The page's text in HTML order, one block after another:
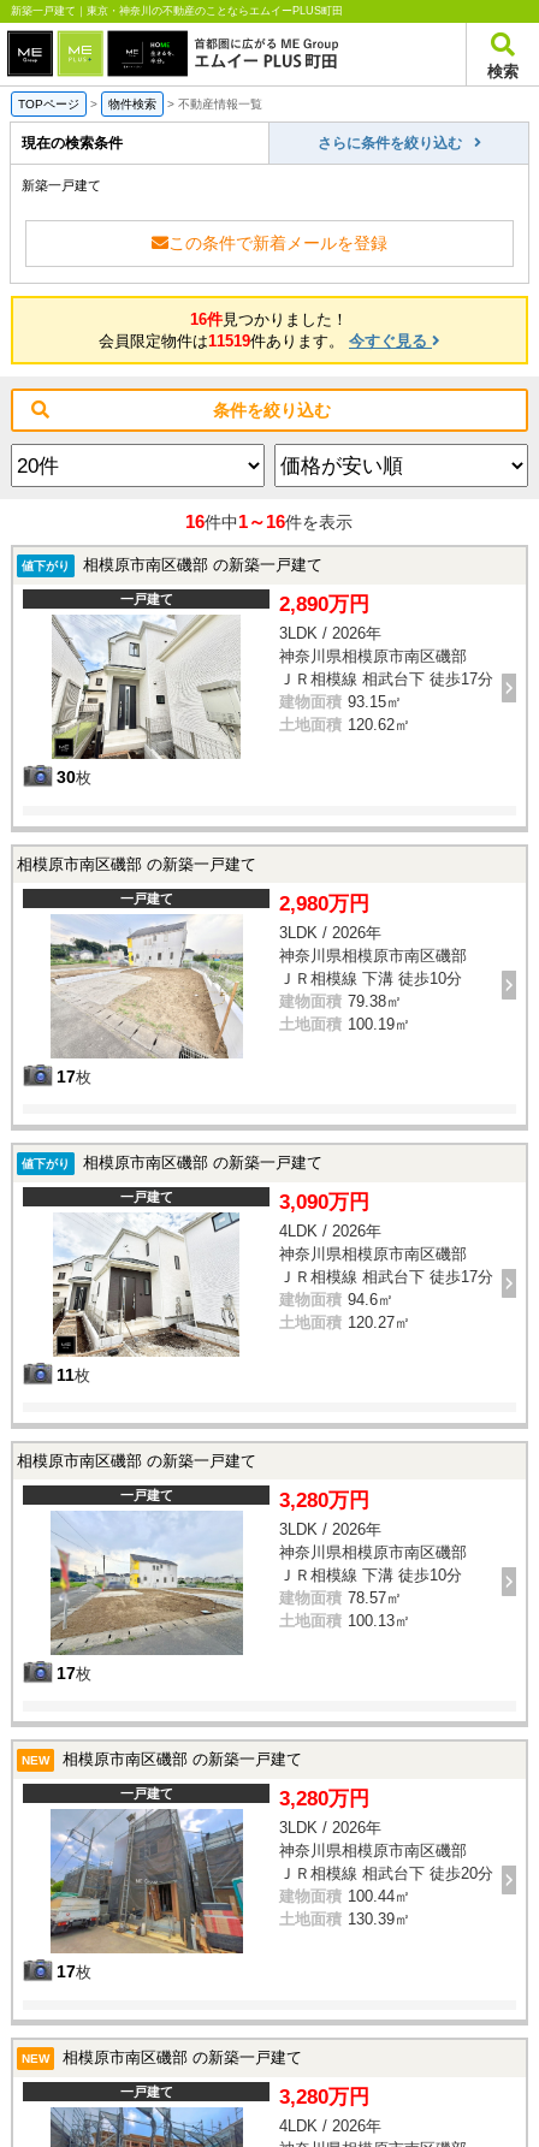
新築一戸建て｜東京・神奈川の不動産のことならエムイーPLUS町田
検索
TOPページ > 物件検索 > 不動産情報一覧
現在の検索条件 さらに条件を絞り込む
新築一戸建て
この条件で新着メールを登録
16件見つかりました！
会員限定物件は11519件あります。 今すぐ見る
条件を絞り込む
16件中1～16件を表示
値下がり 相模原市南区磯部 の新築一戸建て
一戸建て
30枚
2,890万円
3LDK / 2026年
神奈川県相模原市南区磯部
ＪＲ相模線 相武台下 徒歩17分
建物面積 93.15㎡
土地面積 120.62㎡
相模原市南区磯部 の新築一戸建て
一戸建て
17枚
2,980万円
3LDK / 2026年
神奈川県相模原市南区磯部
ＪＲ相模線 下溝 徒歩10分
建物面積 79.38㎡
土地面積 100.19㎡
値下がり 相模原市南区磯部 の新築一戸建て
一戸建て
11枚
3,090万円
4LDK / 2026年
神奈川県相模原市南区磯部
ＪＲ相模線 相武台下 徒歩17分
建物面積 94.6㎡
土地面積 120.27㎡
相模原市南区磯部 の新築一戸建て
一戸建て
17枚
3,280万円
3LDK / 2026年
神奈川県相模原市南区磯部
ＪＲ相模線 下溝 徒歩10分
建物面積 78.57㎡
土地面積 100.13㎡
NEW 相模原市南区磯部 の新築一戸建て
一戸建て
17枚
3,280万円
3LDK / 2026年
神奈川県相模原市南区磯部
ＪＲ相模線 相武台下 徒歩20分
建物面積 100.44㎡
土地面積 130.39㎡
NEW 相模原市南区磯部 の新築一戸建て
一戸建て 3,280万円
4LDK / 2026年